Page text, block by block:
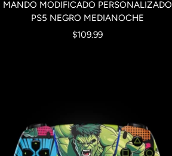
MANDO MODIFICADO PERSONALIZADO
PS5 NEGRO MEDIANOCHE
Precio
$109.99